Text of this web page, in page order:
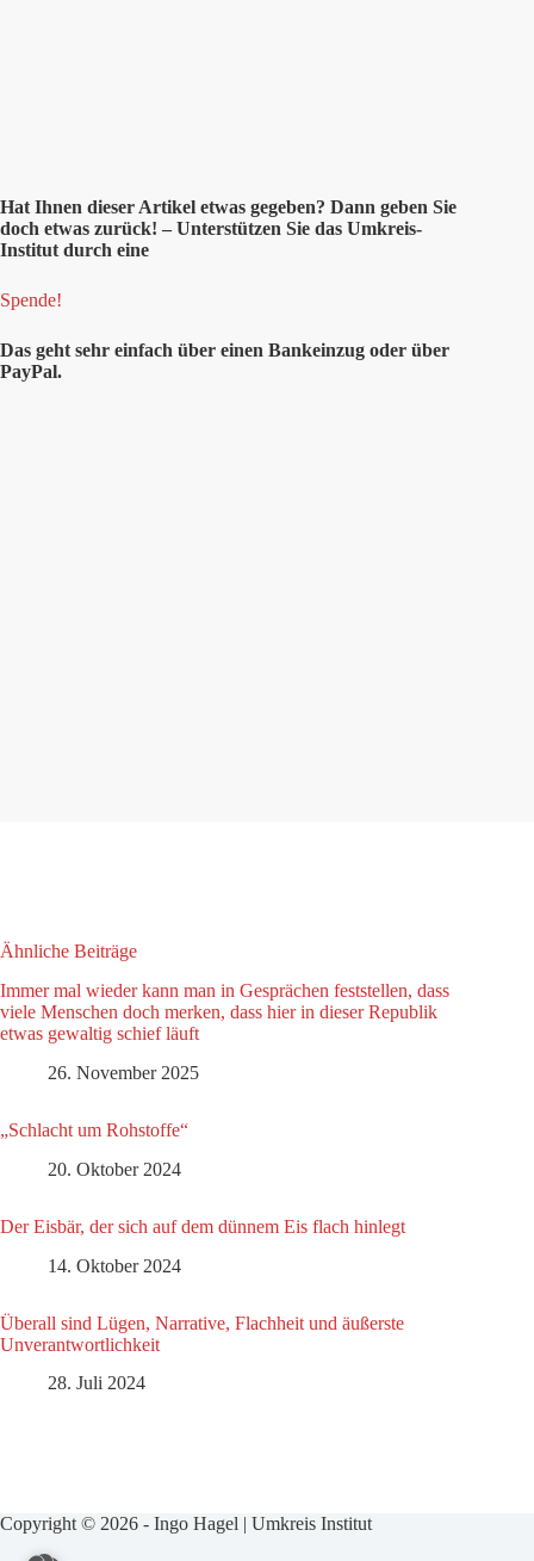
Hat Ihnen dieser Artikel etwas gegeben? Dann geben Sie
doch etwas zurück! – Unterstützen Sie das Umkreis-
Institut durch eine
Spende!
Das geht sehr einfach über einen Bankeinzug oder über
PayPal.
Ähnliche Beiträge
Immer mal wieder kann man in Gesprächen feststellen, dass
viele Menschen doch merken, dass hier in dieser Republik
etwas gewaltig schief läuft
26. November 2025
„Schlacht um Rohstoffe“
20. Oktober 2024
Der Eisbär, der sich auf dem dünnem Eis flach hinlegt
14. Oktober 2024
Überall sind Lügen, Narrative, Flachheit und äußerste
Unverantwortlichkeit
28. Juli 2024
Copyright © 2026 - Ingo Hagel | Umkreis Institut